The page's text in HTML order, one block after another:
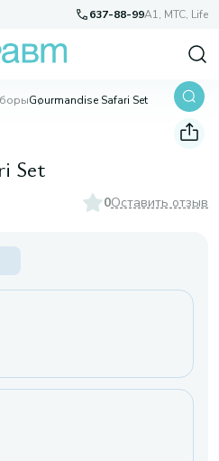
637-88-99A1, МТС, Life
Gourmandise Safari Set
Set
0Оставить отзыв